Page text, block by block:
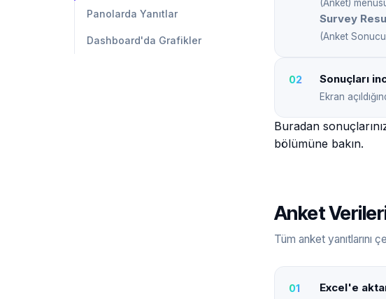
Panolarda Yanıtlar
Dashboard'da Grafikler
(Anket)
Survey
(Anket
Sonuçları
Ekran
Buradan
bölümüne bakın.
Anket
Tüm anket yanıtlarını
Excel'e